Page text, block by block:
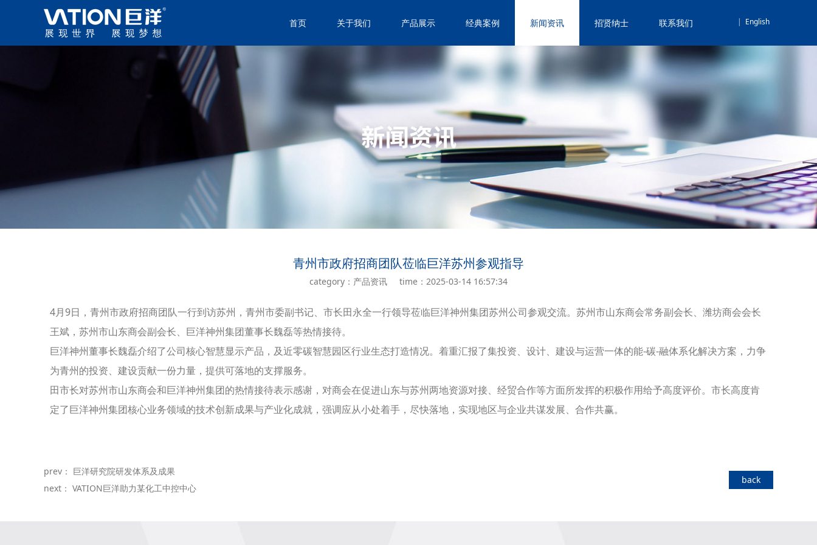
| English
首页 关于我们 产品展示 经典案例 新闻资讯 招贤纳士 联系我们
青州市政府招商团队莅临巨洋苏州参观指导
category：产品资讯 time：2025-03-14 16:57:34
4月9日，青州市政府招商团队一行到访苏州，青州市委副书记、市长田永全一行领导莅临巨洋神州集团苏州公司参观交流。苏州市山东商会常务副会长、潍坊商会会长
王斌，苏州市山东商会副会长、巨洋神州集团董事长魏磊等热情接待。
巨洋神州董事长魏磊介绍了公司核心智慧显示产品，及近零碳智慧园区行业生态打造情况。着重汇报了集投资、设计、建设与运营一体的能-碳-融体系化解决方案，力争
为青州的投资、建设贡献一份力量，提供可落地的支撑服务。
田市长对苏州市山东商会和巨洋神州集团的热情接待表示感谢，对商会在促进山东与苏州两地资源对接、经贸合作等方面所发挥的积极作用给予高度评价。市长高度肯
定了巨洋神州集团核心业务领域的技术创新成果与产业化成就，强调应从小处着手，尽快落地，实现地区与企业共谋发展、合作共赢。
prev： 巨洋研究院研发体系及成果
next： VATION巨洋助力某化工中控中心
back